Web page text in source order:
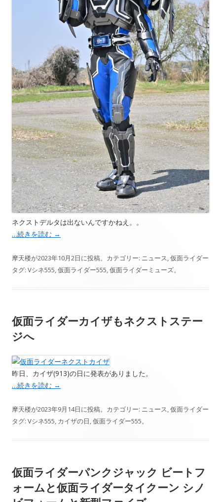
ネクストデルタは出ないんですかねえ。。
…続きを読む →
摩天楼が2023年10月2日に投稿。カテゴリー: ニュース,仮面ライダー
タグ: Vシネ555,仮面ライダー555,仮面ライダーミューズ。
仮面ライダーカイザもネクストステー
ジへ
昨日、カイザ(913)の日に発表がありました。
…続きを読む →
摩天楼が2023年9月14日に投稿。カテゴリー: ニュース,仮面ライダー
タグ: Vシネ555, カイザの日,仮面ライダー555。
仮面ライダーパンクジャック ビートフ
ォームと仮面ライダータイクーン シノ